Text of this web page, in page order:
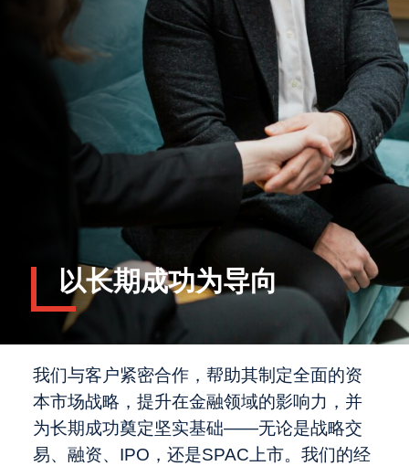
以长期成功为导向
我们与客户紧密合作，帮助其制定全面的资
本市场战略，提升在金融领域的影响力，并
为长期成功奠定坚实基础——无论是战略交
易、融资、IPO，还是SPAC上市。我们的经